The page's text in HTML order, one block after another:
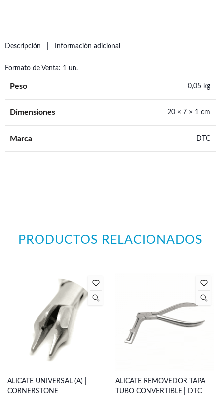
Descripción Información adicional
Formato de Venta: 1 un.
Peso 0,05 kg
Dimensiones 20 × 7 × 1 cm
Marca DTC
PRODUCTOS RELACIONADOS
ALICATE UNIVERSAL (A) |
CORNERSTONE
ALICATE REMOVEDOR TAPA
TUBO CONVERTIBLE | DTC